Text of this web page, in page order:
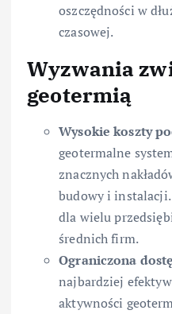
oszczędności w
czasowej.
Wyzwania
geotermią
Wysokie koszty
geotermalne
znacznych
budowy i
dla wielu
średnich firm.
Ograniczona
najbardziej
aktywności